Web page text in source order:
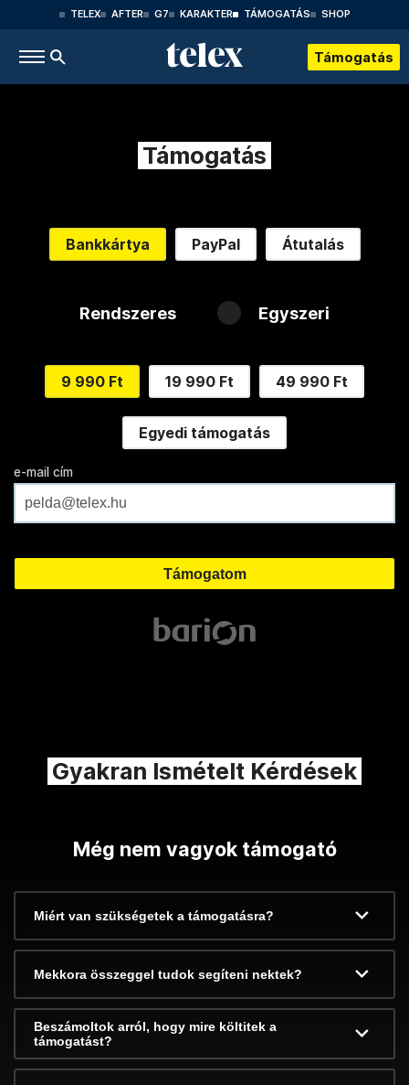
TELEX AFTER G7 KARAKTER TÁMOGATÁS SHOP
Támogatás
Támogatás
Bankkártya PayPal Átutalás
Rendszeres Egyszeri
9 990 Ft 19 990 Ft 49 990 Ft
Egyedi támogatás
e-mail cím
Gyakran Ismételt Kérdések
Még nem vagyok támogató
Miért van szükségetek a támogatásra?
Mekkora összeggel tudok segíteni nektek?
Beszámoltok arról, hogy mire költitek a
támogatást?